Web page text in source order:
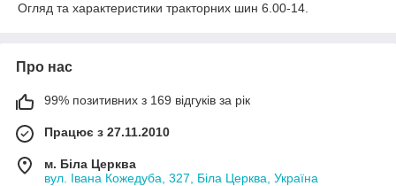
Огляд та характеристики тракторних шин 6.00-14.
Про нас
99% позитивних з 169 відгуків за рік
Працює з 27.11.2010
м. Біла Церква
вул. Івана Кожедуба, 327, Біла Церква, Україна